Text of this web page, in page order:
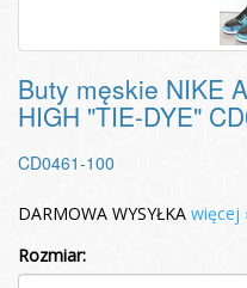
Buty męskie NIKE
HIGH "TIE-DYE"
CD0461-100
DARMOWA WYSYŁKA więcej
Rozmiar: